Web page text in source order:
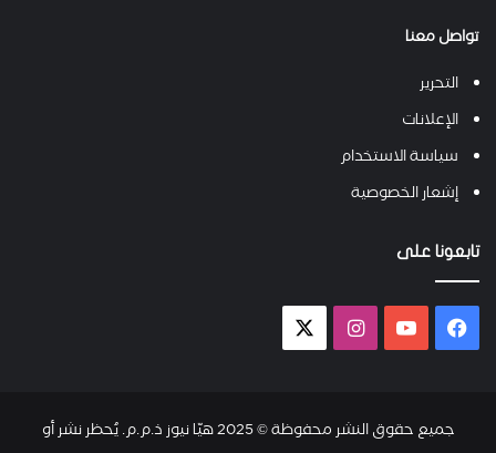
تواصل معنا
التحرير
الإعلانات
سياسة الاستخدام
إشعار الخصوصية
تابعونا على
فيسبوك يوتيوب انستقرام
جميع حقوق النشر محفوظة © 2025 هيّا نيوز ذ.م.م. يُحظر نشر أو